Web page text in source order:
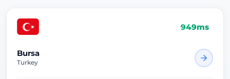
949ms
Bursa
Turkey